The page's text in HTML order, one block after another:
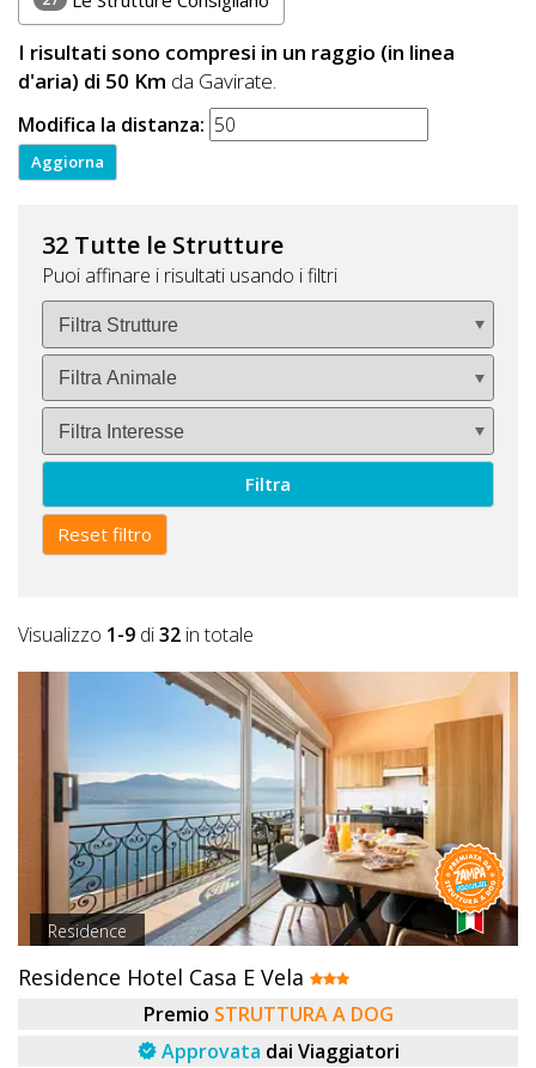
I risultati sono compresi in un raggio (in linea
d'aria) di 50 Km da Gavirate.
Modifica la distanza:
32 Tutte le Strutture
Puoi affinare i risultati usando i filtri
Filtra
Reset filtro
Visualizzo 1-9 di32 in totale
Residence
Residence Hotel Casa E Vela
Premio STRUTTURA A DOG
Approvata dai Viaggiatori